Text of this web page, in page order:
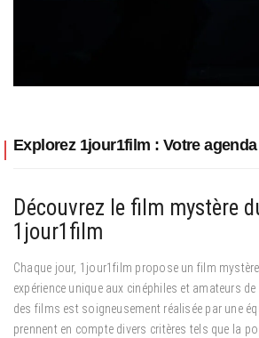
Explorez 1jour1film : Votre
Découvrez le film mystère
1jour1film
Chaque jour, 1jour1film propose un film
expérience unique aux cinéphiles et amateurs
des films est soigneusement réalisée par une
prennent en compte divers critères tels que la